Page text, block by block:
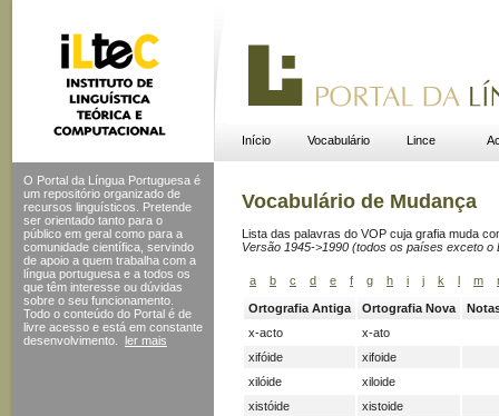
Início Vocabulário Lince
O Portal da Língua Portuguesa é
um repositório organizado de
recursos linguísticos. Pretende
ser orientado tanto para o
público em geral como para a
comunidade científica, servindo
de apoio a quem trabalha com a
língua portuguesa e a todos os
que têm interesse ou dúvidas
sobre o seu funcionamento.
Todo o conteúdo do Portal é de
livre acesso e está em constante
desenvolvimento.
ler mais
Vocabulário de Mudança
Lista das palavras do VOP cuja grafia muda
Versão 1945->1990 (todos os países exceto o
a b c d e f g h i j k l m
Ortografia Antiga Ortografia Nova
x-acto
x-ato
xifóide
xifoide
xilóide
xiloide
xistóide
xistoide